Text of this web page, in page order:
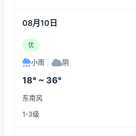
08月10日
优
小雨 阴
18° ~ 36°
东南风
1-3级